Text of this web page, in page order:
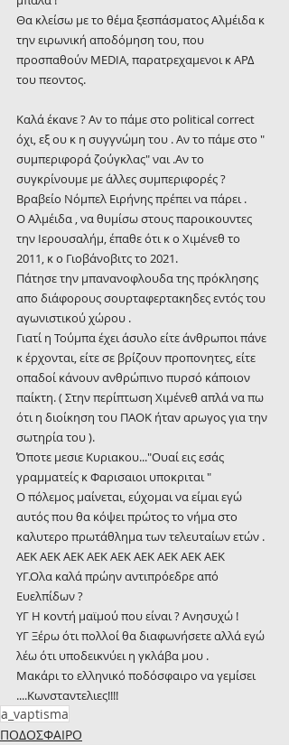
Θα κλείσω με το θέμα ξεσπάσματος Αλμέιδα κ
την ειρωνική αποδόμηση του, που
προσπαθούν MEDIA, παρατρεχαμενοι κ ΑΡΔ
του πεοντος.
Καλά έκανε ? Αν το πάμε στο political correct
όχι, εξ ου κ η συγγνώμη του . Αν το πάμε στο "
συμπεριφορά ζούγκλας" ναι .Αν το
συγκρίνουμε με άλλες συμπεριφορές ?
Βραβείο Νόμπελ Ειρήνης πρέπει να πάρει .
Ο Αλμέιδα , να θυμίσω στους παροικουντες
την Ιερουσαλήμ, έπαθε ότι κ ο Χιμένεθ το
2011, κ ο Γιοβάνοβιτς το 2021.
Πάτησε την μπανανοφλουδα της πρόκλησης
απο διάφορους σουρταφερτακηδες εντός του
αγωνιστικού χώρου .
Γιατί η Τούμπα έχει άσυλο είτε άνθρωποι πάνε
κ έρχονται, είτε σε βρίζουν προπονητες, είτε
οπαδοί κάνουν ανθρώπινο πυρσό κάποιον
παίκτη. ( Στην περίπτωση Χιμένεθ απλά να πω
ότι η διοίκηση του ΠΑΟΚ ήταν αρωγος για την
σωτηρία του ).
Όποτε μεσιε Κυριακου..."Ουαί εις εσάς
γραμματείς κ Φαρισαιοι υποκριται "
Ο πόλεμος μαίνεται, εύχομαι να είμαι εγώ
αυτός που θα κόψει πρώτος το νήμα στο
καλυτερο πρωτάθλημα των τελευταίων ετών .
ΑΕΚ ΑΕΚ ΑΕΚ ΑΕΚ ΑΕΚ ΑΕΚ ΑΕΚ ΑΕΚ ΑΕΚ
ΥΓ.Ολα καλά πρώην αντιπρόεδρε από
Ευελπίδων ?
ΥΓ Η κοντή μαϊμού που είναι ? Ανησυχώ !
ΥΓ Ξέρω ότι πολλοί θα διαφωνήσετε αλλά εγώ
λέω ότι υποδεικνύει η γκλάβα μου .
Μακάρι το ελληνικό ποδόσφαιρο να γεμίσει
....Κωνσταντελιες!!!!
a_vaptisma
ΠΟΔΟΣΦΑΙΡΟ